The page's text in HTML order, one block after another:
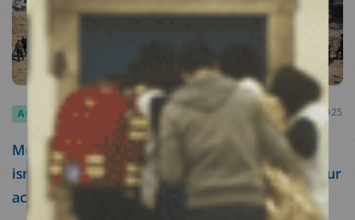
ARTICLES 24.10.2025
Montée d’inquiétude alors que les autorités
israéliennes rejettent les demandes des ONG pour
acheminer une aide vitale à Gaza